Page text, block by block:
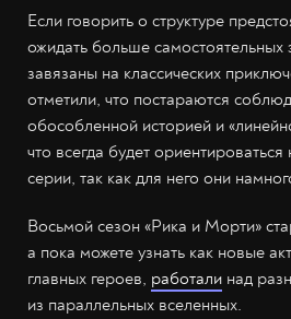
Если говорить о структуре
ожидать больше самостоятельных
завязаны на классических
отметили, что постараются
обособленной историей и
что всегда будет
серии, так как для него они
Восьмой сезон «Рика и Морти»
а пока можете узнать как новые
главных героев, работали над
из параллельных вселенных.